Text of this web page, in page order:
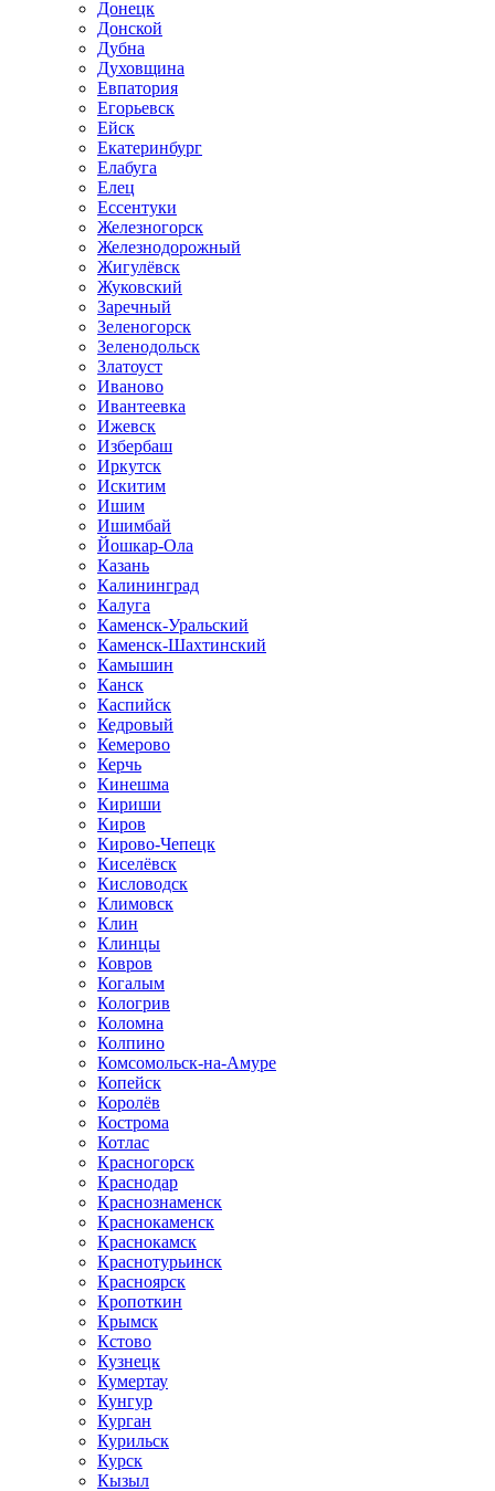
Донецк
Донской
Дубна
Духовщина
Евпатория
Егорьевск
Ейск
Екатеринбург
Елабуга
Елец
Ессентуки
Железногорск
Железнодорожный
Жигулёвск
Жуковский
Заречный
Зеленогорск
Зеленодольск
Златоуст
Иваново
Ивантеевка
Ижевск
Избербаш
Иркутск
Искитим
Ишим
Ишимбай
Йошкар-Ола
Казань
Калининград
Калуга
Каменск-Уральский
Каменск-Шахтинский
Камышин
Канск
Каспийск
Кедровый
Кемерово
Керчь
Кинешма
Кириши
Киров
Кирово-Чепецк
Киселёвск
Кисловодск
Климовск
Клин
Клинцы
Ковров
Когалым
Кологрив
Коломна
Колпино
Комсомольск-на-Амуре
Копейск
Королёв
Кострома
Котлас
Красногорск
Краснодар
Краснознаменск
Краснокаменск
Краснокамск
Краснотурьинск
Красноярск
Кропоткин
Крымск
Кстово
Кузнецк
Кумертау
Кунгур
Курган
Курильск
Курск
Кызыл